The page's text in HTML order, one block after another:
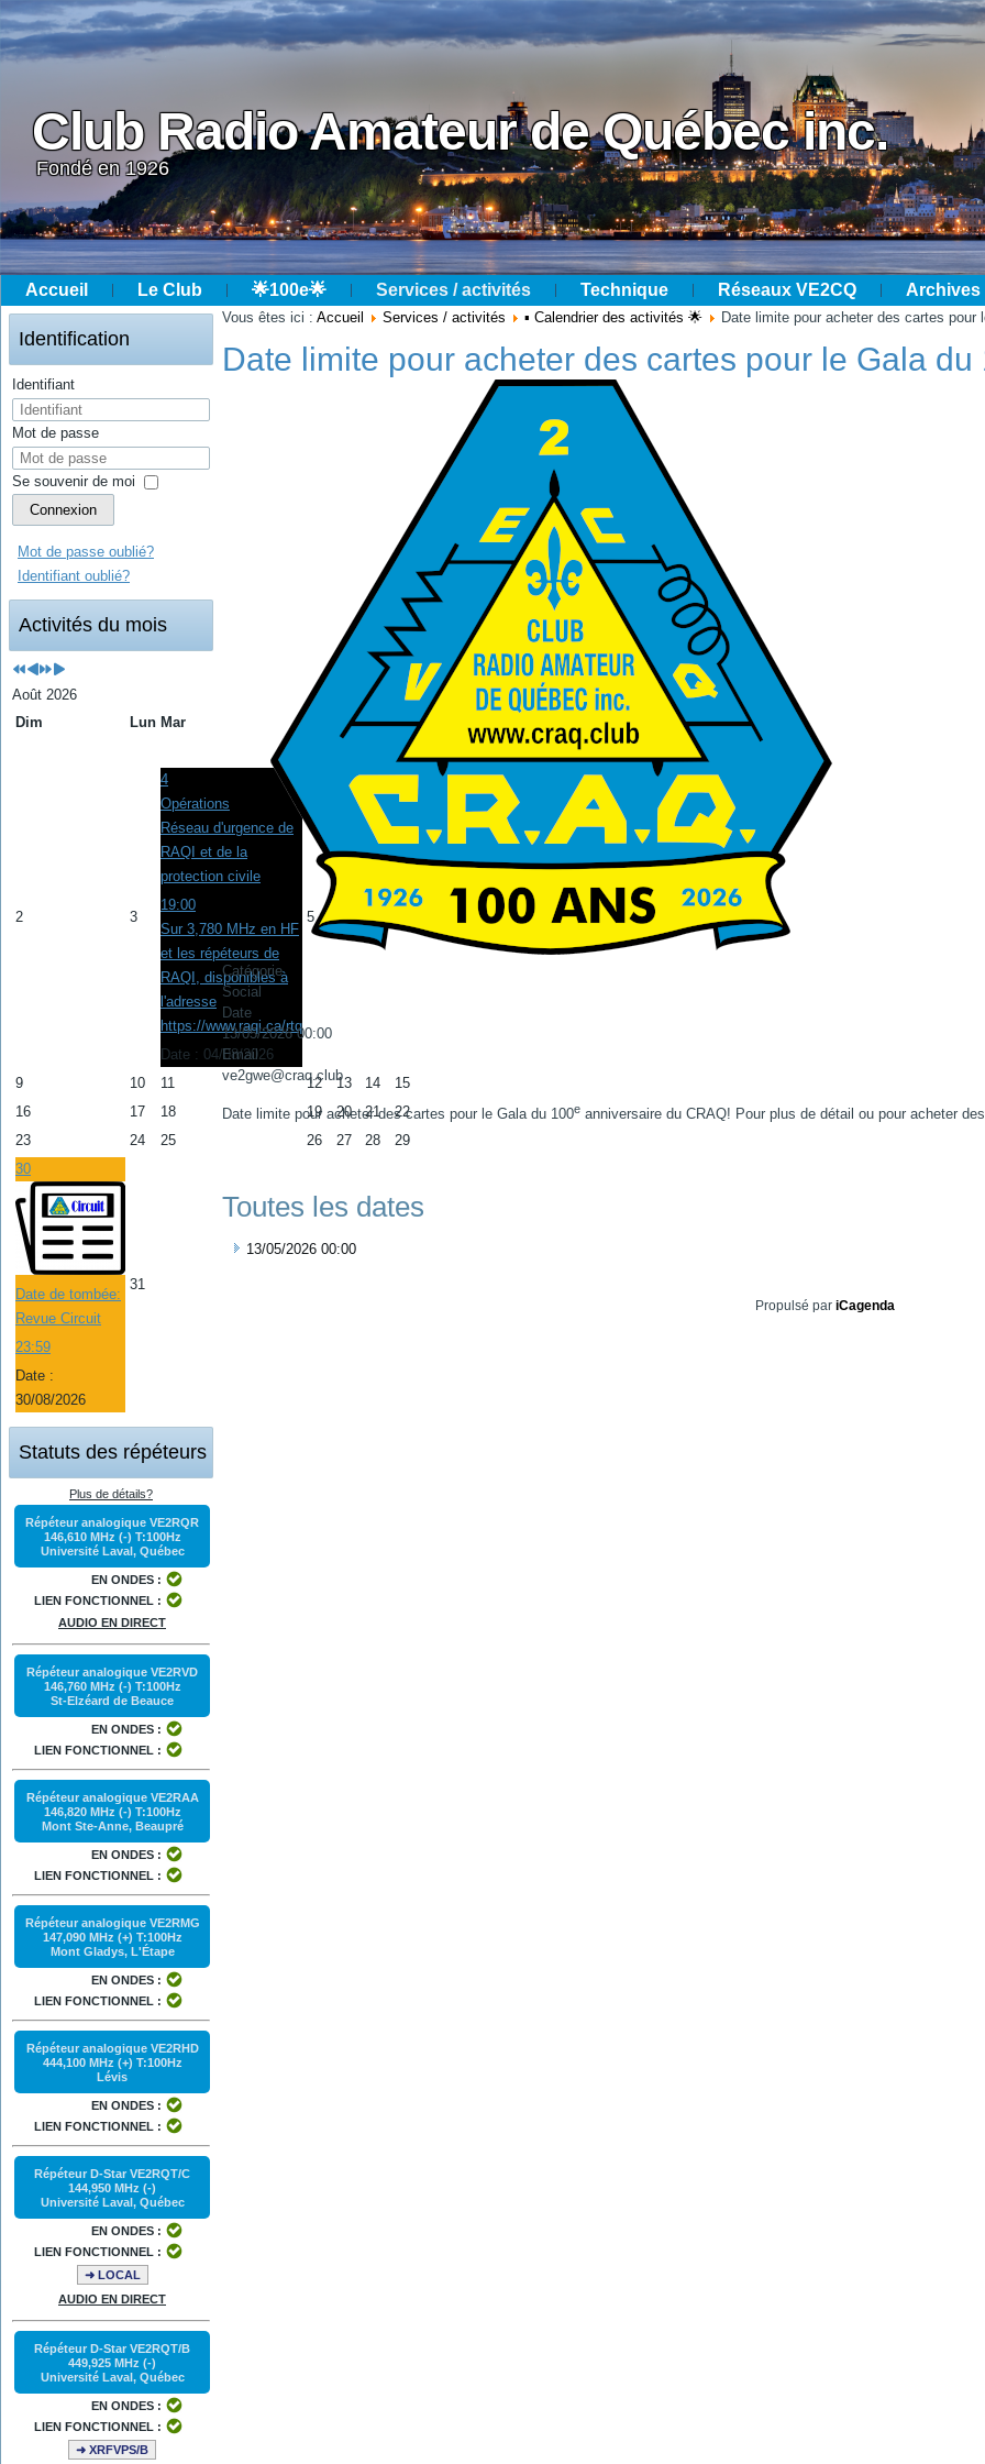
Club Radio Amateur de Québec inc.
Fondé en 1926
Accueil Le Club 🌟100e🌟 Services / activités Technique Réseaux VE2CQ Archives
Identification
Identifiant
Mot de passe
Se souvenir de moi
Connexion
Mot de passe oublié?
Identifiant oublié?
Activités du mois
Année
précédente
Mois
précédent
Année
suivante
Mois
suivant
Août 2026
Dim
Lun Mar Jeu Ven Sam
1
2 3
4
Opérations
Réseau d'urgence de
RAQI et de la
protection civile
19:00
Sur 3,780 MHz en HF
et les répéteurs de
RAQI, disponibles à
l'adresse
https://www.raqi.ca/rtq
Date : 04/08/2026
5 6 7
9 10 11 12 13 14
15
16
17 18 19 20 21
22
23
24 25 26 27 28
29
30
Date de tombée:
Revue Circuit
23:59
Date :
30/08/2026
31
Statuts des répéteurs
Plus de détails?
Répéteur analogique VE2RQR
146,610 MHz (-) T:100Hz
Université Laval, Québec
EN ONDES :
LIEN FONCTIONNEL :
AUDIO EN DIRECT
Répéteur analogique VE2RVD
146,760 MHz (-) T:100Hz
St-Elzéard de Beauce
EN ONDES :
LIEN FONCTIONNEL :
Répéteur analogique VE2RAA
146,820 MHz (-) T:100Hz
Mont Ste-Anne, Beaupré
EN ONDES :
LIEN FONCTIONNEL :
Répéteur analogique VE2RMG
147,090 MHz (+) T:100Hz
Mont Gladys, L'Étape
EN ONDES :
LIEN FONCTIONNEL :
Répéteur analogique VE2RHD
444,100 MHz (+) T:100Hz
Lévis
EN ONDES :
LIEN FONCTIONNEL :
Répéteur D-Star VE2RQT/C
144,950 MHz (-)
Université Laval, Québec
EN ONDES :
LIEN FONCTIONNEL :
➜ LOCAL
AUDIO EN DIRECT
Répéteur D-Star VE2RQT/B
449,925 MHz (-)
Université Laval, Québec
EN ONDES :
LIEN FONCTIONNEL :
➜ XRFVPS/B
Vous êtes ici : Accueil Services / activités ▪ Calendrier des activités 🌟 Date limite pour acheter des cartes pour
Date limite pour acheter des cartes pour le Gala du
Catégorie
Social
Date
13/05/2026 00:00
Email
ve2gwe@craq.club
Date limite pour acheter des cartes pour le Gala du 100e anniversaire du CRAQ! Pour plus de détail ou pour acheter
Toutes les dates
13/05/2026 00:00
Propulsé par iCagenda